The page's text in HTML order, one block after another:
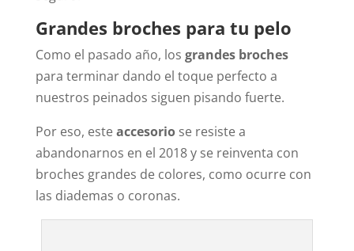
Grandes broches para tu pelo
Como el pasado año, los grandes broches
para terminar dando el toque perfecto a
nuestros peinados siguen pisando fuerte.
Por eso, esteaccesoriose resiste a
abandonarnos en el 2018 y se reinventa con
broches grandes de colores, como ocurre con
las diademas o coronas.